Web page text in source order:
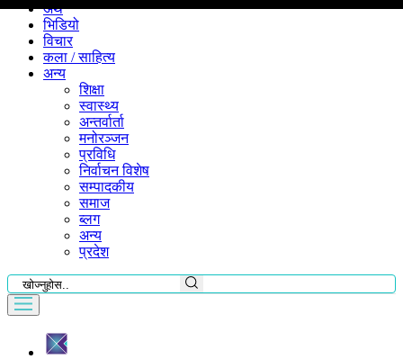
अर्थ
भिडियो
विचार
कला / साहित्य
अन्य
शिक्षा
स्वास्थ्य
अन्तर्वार्ता
मनोरञ्जन
प्रविधि
निर्वाचन विशेष
सम्पादकीय
समाज
ब्लग
अन्य
प्रदेश